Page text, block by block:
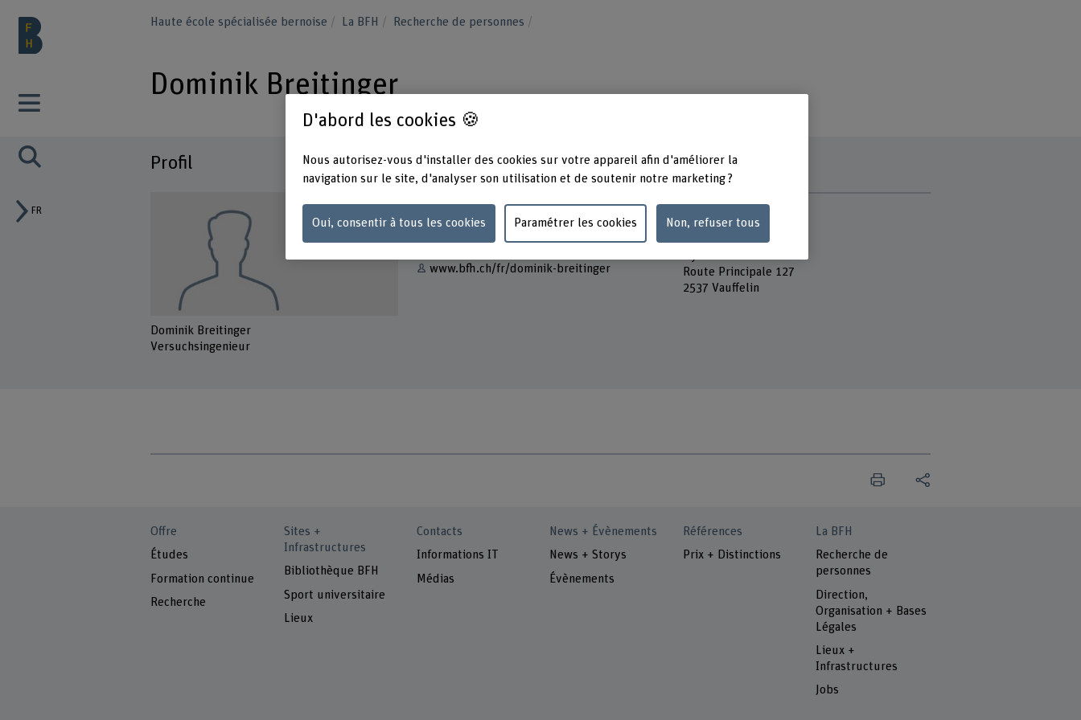
FR
Haute école spécialisée bernoise La BFH Recherche de personnes
Dominik Breitinger
Profil
Dominik Breitinger
Versuchsingenieur
Contact
www.bfh.ch/fr/dominik-breitinger
Adresse
Berner Fachhochschule
Route Principale 127
2537 Vauffelin
Offre
Études
Formation continue
Recherche
Sites +
Infrastructures
Bibliothèque BFH
Sport universitaire
Lieux
Contacts
Informations IT
Médias
News + Évènements
News + Storys
Évènements
Références
Prix + Distinctions
La BFH
Recherche de
personnes
Direction,
Organisation + Bases
Légales
Lieux +
Infrastructures
Jobs
D'abord les cookies 🍪
Nous autorisez-vous d'installer des cookies sur votre appareil afin d'améliorer la
navigation sur le site, d'analyser son utilisation et de soutenir notre marketing ?
Oui, consentir à tous les cookies Paramétrer les cookies Non, refuser tous